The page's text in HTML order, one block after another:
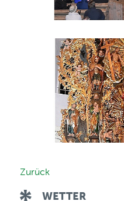
Zurück
WETTER